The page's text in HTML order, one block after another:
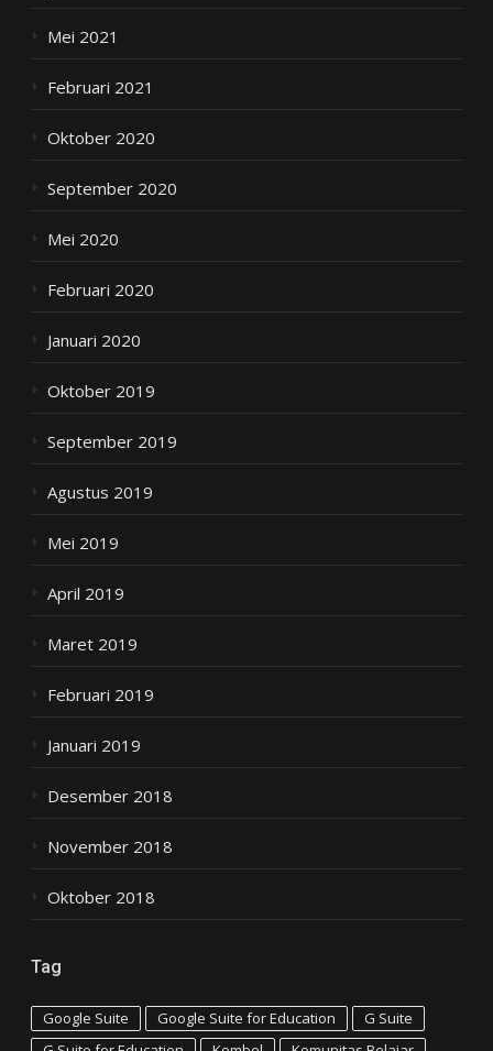
Mei 2021
Februari 2021
Oktober 2020
September 2020
Mei 2020
Februari 2020
Januari 2020
Oktober 2019
September 2019
Agustus 2019
Mei 2019
April 2019
Maret 2019
Februari 2019
Januari 2019
Desember 2018
November 2018
Oktober 2018
Tag
Google Suite Google Suite for Education
G Suite